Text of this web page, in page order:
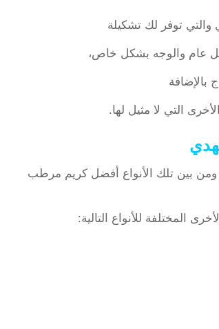
توفر لك تشكيلة
عام والوجه بشكل خاص،
التي لا مثيل لها.
بين تلك الأنواع أفضل كريم مرطب
المختلفة للأنواع التالية: